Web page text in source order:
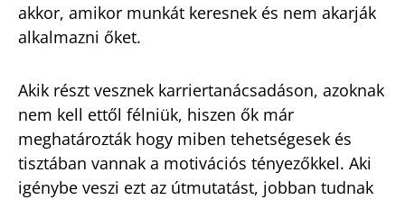
akkor, amikor munkát keresnek és nem akarják
alkalmazni őket.
Akik részt vesznek karriertanácsadáson, azoknak
nem kell ettől félniük, hiszen ők már
meghatározták hogy miben tehetségesek és
tisztában vannak a motivációs tényezőkkel. Aki
igénybe veszi ezt az útmutatást, jobban tudnak